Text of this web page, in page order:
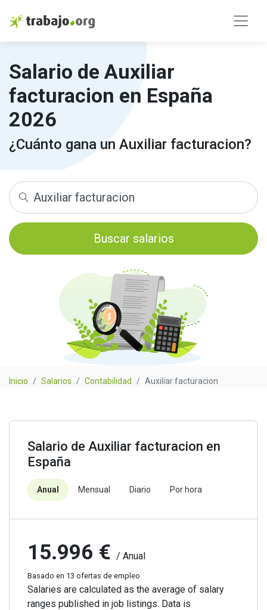
Salario de Auxiliar
facturacion en España
2026
¿Cuánto gana un Auxiliar facturacion?
Buscar salarios
Inicio Salarios Contabilidad Auxiliar facturacion
Salario de Auxiliar facturacion en
España
Anual Mensual Diario Por hora
15.996 € / Anual
Basado en 13 ofertas de empleo
Salaries are calculated as the average of salary
ranges published in job listings. Data is